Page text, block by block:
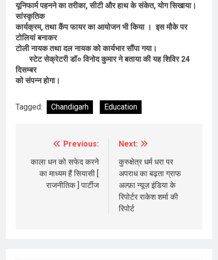
यूनिफार्म पहनने का तरीका, सीटी और हाथ के संकेत, योग सिखाया।
सांस्कृतिक
कार्यक्रम, तथा कैंप फायर का आयोजन भी किया । इस मौके पर
टोलियां बनाकर
टोली नायक तथा दल नायक को कार्यभार सौंपा गया।
स्टेट सेक्रेटरी डॉ० विनोद कुमार ने बताया की यह शिविर 24
दिसम्बर
को संपन्न होगा।
Tagged: Chandigarh Education
navigation
Previous:
काला धन को सफेद करने
का माध्यम हैं सियासी [
राजनीतिक ] पार्टीज
Next:
कुरुक्षेत्र धर्म धरा पर
अपराध का बढ़ता ग्राफ
अल्फ़ा न्यूज़ इंडिया के
रिपोर्टर राकेश शर्मा की
रिपोर्ट